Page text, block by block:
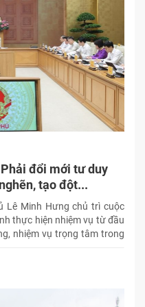
đổi mới tư duy
tạo đột...
Lê Minh Hưng chủ trì cuộc
thực hiện nhiệm vụ từ đầu
nhiệm vụ trọng tâm trong
tranh để tạo đột phá, đáp